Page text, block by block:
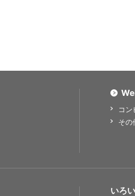
コ
その
いろ